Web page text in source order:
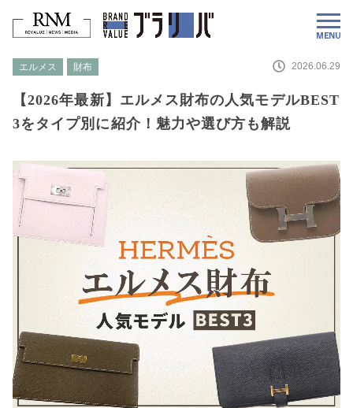
エルメス 財布 2026.06.29
【2026年最新】エルメス財布の人気モデルBEST
3をタイプ別に紹介！魅力や選び方も解説